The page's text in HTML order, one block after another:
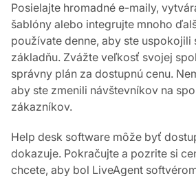
Posielajte hromadné e-maily,
šablóny alebo integrujte mnoho
používate denne, aby ste
základňu. Zvážte veľkosť svojej
správny plán za dostupnú cenu.
aby ste zmenili návštevníkov na
zákazníkov.
Help desk software môže byť
dokazuje. Pokračujte a pozrite si
chcete, aby bol LiveAgent